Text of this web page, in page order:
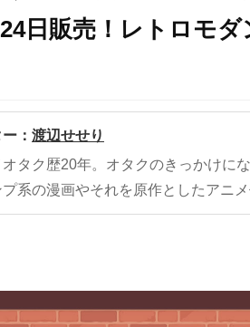
日販売！レトロモ
： 渡辺せせり
タク歴20年。オタクのきっかけに
プ系の漫画やそれを原作としたアニメ